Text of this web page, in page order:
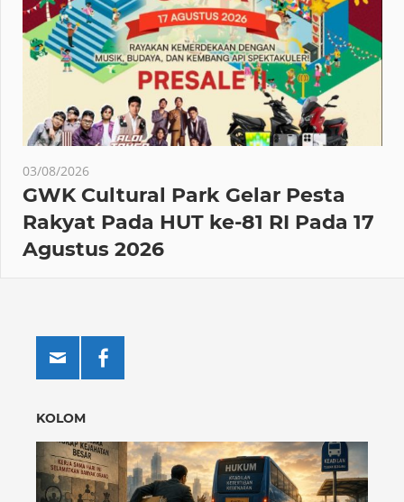
03/08/2026
GWK Cultural Park Gelar Pesta
Rakyat Pada HUT ke-81 RI Pada 17
Agustus 2026
KOLOM